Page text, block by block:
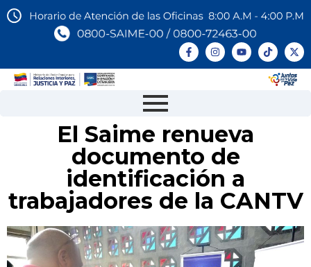
El Saime renueva
documento de
identificación a
trabajadores de la CANTV